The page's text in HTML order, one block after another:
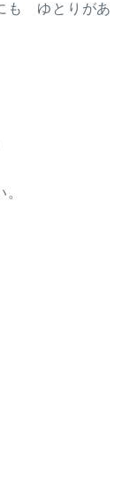
も ゆとりがあ